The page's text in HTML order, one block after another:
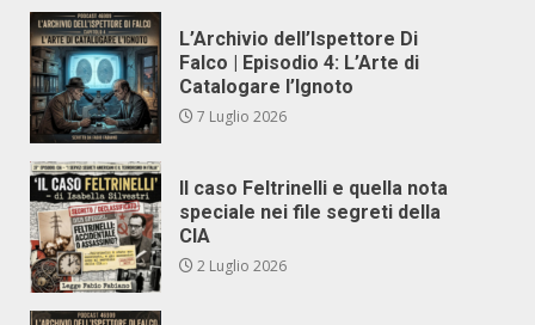
L’Archivio dell’Ispettore Di
Falco | Episodio 4: L’Arte di
Catalogare l’Ignoto
7 Luglio 2026
Il caso Feltrinelli e quella nota
speciale nei file segreti della
CIA
2 Luglio 2026